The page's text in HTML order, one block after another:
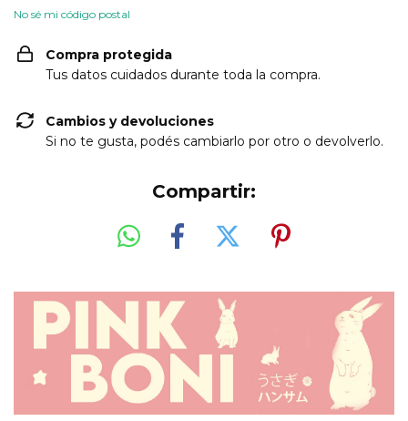
No sé mi código postal
Compra protegida
Tus datos cuidados durante toda la compra.
Cambios y devoluciones
Si no te gusta, podés cambiarlo por otro o devolverlo.
Compartir: